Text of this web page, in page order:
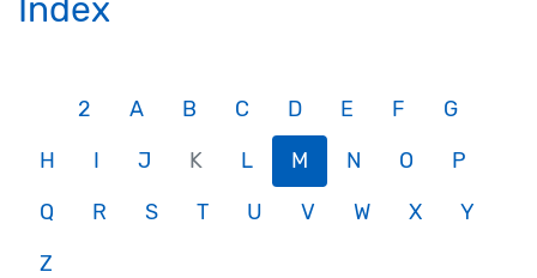
Index
2 A B C D E F
G
H
I J K L M N O
P
Q
R S T U V W X
Y
Z